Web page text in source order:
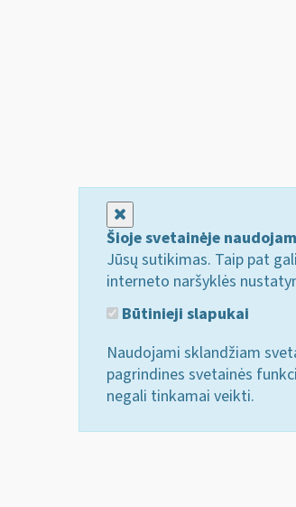
Šioje svetainėje
Jūsų sutikimas. Taip pat
interneto naršyklės
Būtinieji slapukai
Naudojami sklandžiam
pagrindines svetainės
negali tinkamai veikti.